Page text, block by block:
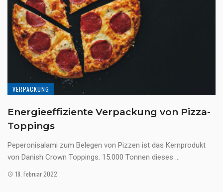
VERPACKUNG
Energieeffiziente Verpackung von Pizza-
Toppings
Peperonisalami zum Belegen von Pizzen ist das Kernprodukt
von Danish Crown Toppings. 15.000 Tonnen dieses ...
18. Februar 2022